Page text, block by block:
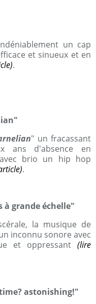
un cap
et sinueux et en
.
" un fracassant
ans d'absence en
brio un hip hop
.
à grande échelle"
la musique de
inconnu sonore avec
et oppressant (lire
astonishing!"